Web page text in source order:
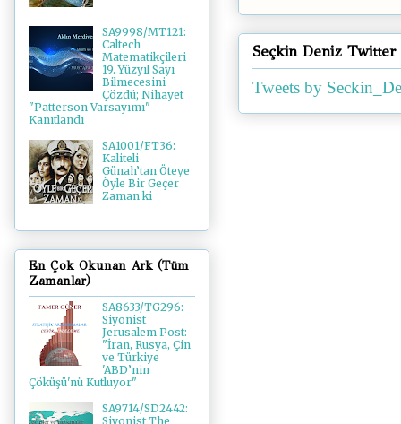
Seçkin Deniz Twitter
Tweets by
SA9998/MT121:
Caltech
Matematikçileri
19. Yüzyıl Sayı
Bilmecesini
Çözdü; Nihayet
"Patterson Varsayımı"
Kanıtlandı
SA1001/FT36:
Kaliteli
Günah’tan Öteye
Öyle Bir Geçer
Zaman ki
En Çok Okunan Ark (Tüm
Zamanlar)
SA8633/TG296:
Siyonist
Jerusalem Post:
"İran, Rusya, Çin
ve Türkiye
'ABD’nin
Çöküşü'nü Kutluyor"
SA9714/SD2442:
Siyonist The